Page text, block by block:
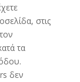
στις
τα
δεν